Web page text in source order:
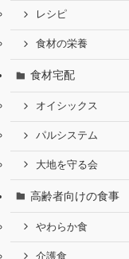
レシピ
食材の栄養
食材宅配
オイシックス
パルシステム
大地を守る会
高齢者向けの食事
やわらか食
介護食